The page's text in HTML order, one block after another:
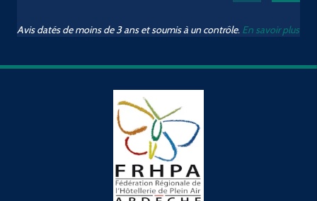
Avis datés de moins de 3 ans et soumis à un contrôle. En savoir plus